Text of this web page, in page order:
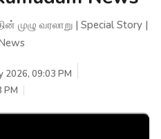
முழு வரலாறு | Special Story |
2026, 09:03 PM
PM